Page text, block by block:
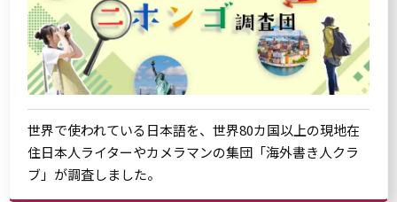
世界で使われている日本語を、世界80カ国以上の現地在
住日本人ライターやカメラマンの集団「海外書き人クラ
ブ」が調査しました。